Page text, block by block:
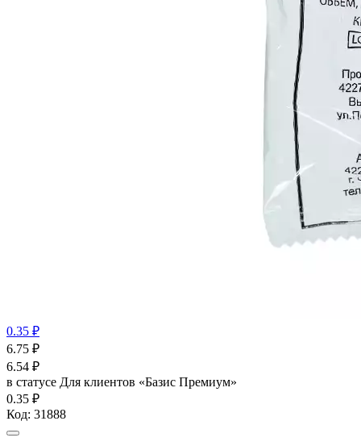
0.35 ₽
6.75 ₽
6.54 ₽
в статусе Для клиентов «Базис Премиум»
0.35 ₽
Код: 31888